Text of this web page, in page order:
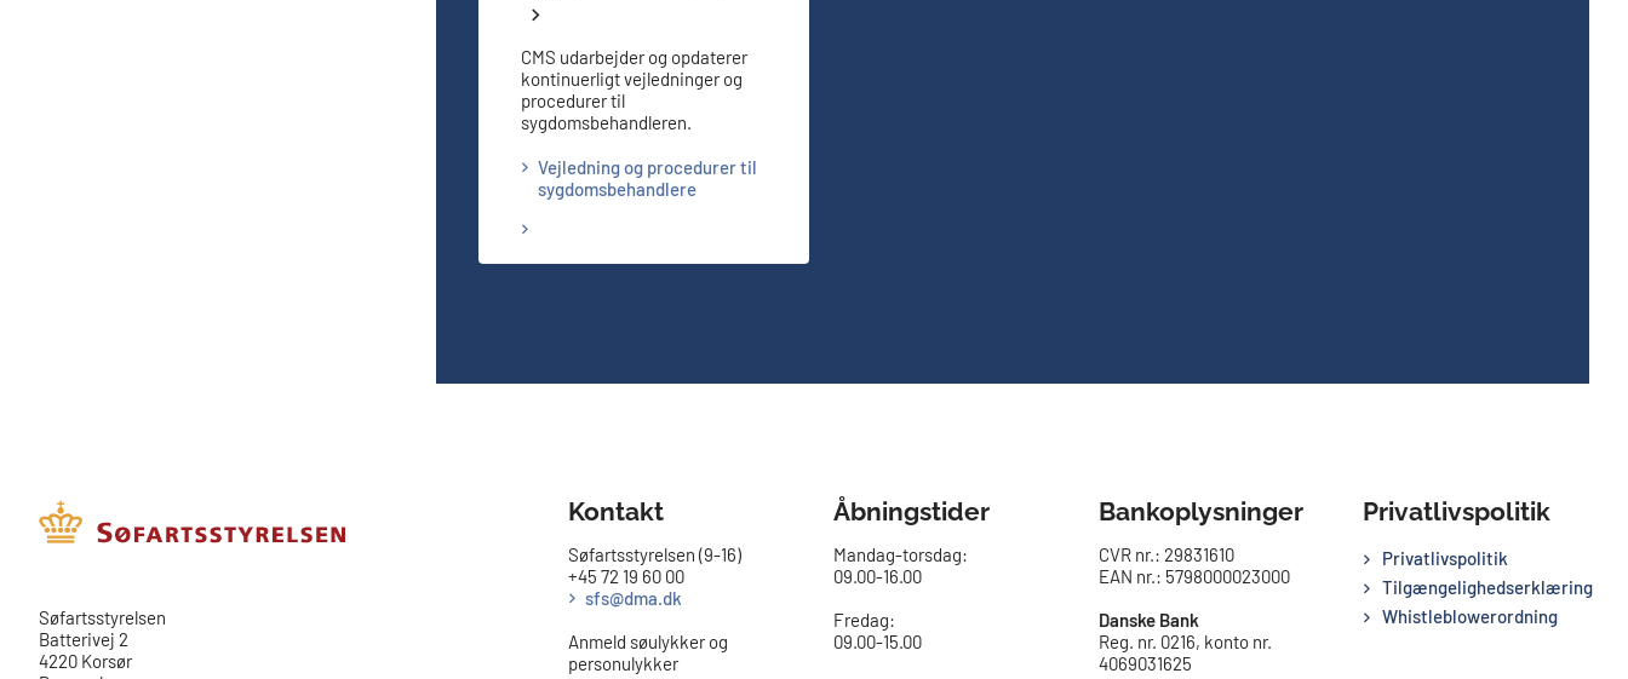
CMS udarbejder og opdaterer
kontinuerligt vejledninger og
procedurer til
sygdomsbehandleren.​
Vejledning og procedurer til
sygdomsbehandlere
​​Søfartsstyrelsen
Batterivej 2
4220 Korsør
Kontakt
Søfartsstyrelsen (9-16)
+45 72 19 60 00
sfs@dma.dk
Anmeld søulykker og
personulykker
Åbningstider
Mandag-torsdag:
09.00-16.00​
Fredag:
09.00-15.00
Bankoplysninger
CVR nr.: 29831610
EAN nr.: 5798000023000
Danske Bank
Reg. nr. 0216, konto nr.
4069031625
Privatlivspolitik
Privatlivspolitik
Tilgængelighedserklæring
Whistleblowerordning